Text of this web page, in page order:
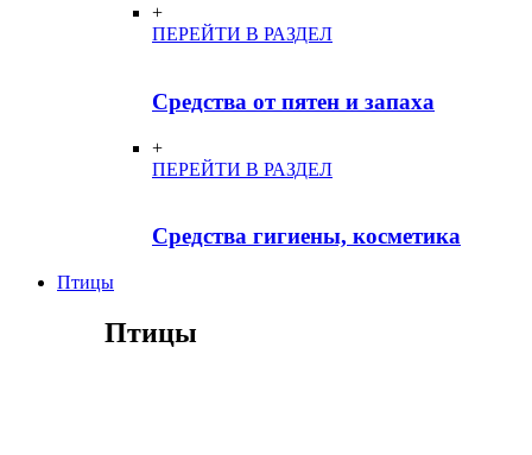
+
ПЕРЕЙТИ В РАЗДЕЛ
Средства от пятен и запаха
+
ПЕРЕЙТИ В РАЗДЕЛ
Средства гигиены, косметика
Птицы
Птицы